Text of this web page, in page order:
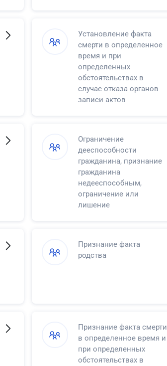
Установление факта
смерти в определенное
время и при
определенных
обстоятельствах в
случае отказа органов
записи актов
Ограничение
дееспособности
гражданина, признание
гражданина
недееспособным,
ограничение или
лишение
восемнадцати лет права
самостоятельно
Признание факта
родства
Признание факта смерти
в определенное время и
при определенных
обстоятельствах в